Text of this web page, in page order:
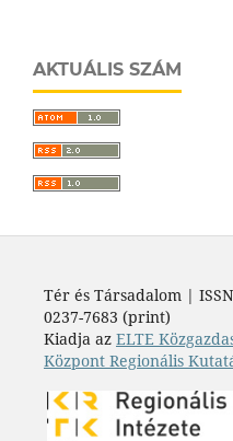
AKTUÁLIS SZÁM
Tér és Társadalom |
0237-7683 (print)
Kiadja az ELTE
Központ Regionális